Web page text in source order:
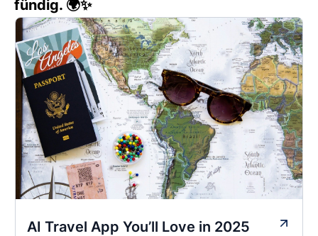
fündig. 🌍✨
AI Travel App You’ll Love in 2025